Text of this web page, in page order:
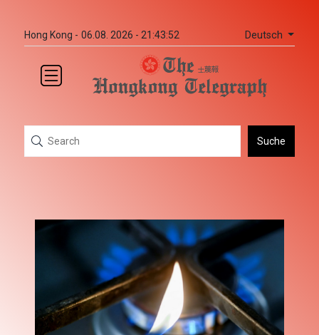
Hong Kong - 06.08. 2026 - 21:43:52 Deutsch
Suche